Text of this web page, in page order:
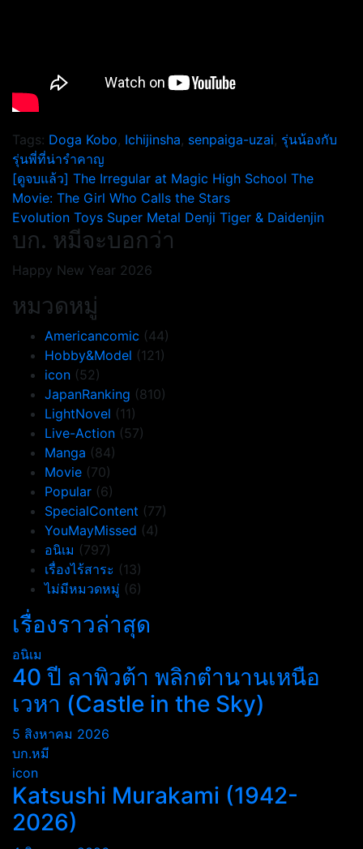
Tags: Doga Kobo, Ichijinsha, senpaiga-uzai, รุ่นน้องกับ
รุ่นพี่ที่น่ารำคาญ
แนะแนว
เรื่อง
[ดูจบแล้ว] The Irregular at Magic High School The
Movie: The Girl Who Calls the Stars
Evolution Toys Super Metal Denji Tiger & Daidenjin
บก. หมีจะบอกว่า
Happy New Year 2026
หมวดหมู่
Americancomic (44)
Hobby&Model (121)
icon (52)
JapanRanking (810)
LightNovel (11)
Live-Action (57)
Manga (84)
Movie (70)
Popular (6)
SpecialContent (77)
YouMayMissed (4)
อนิเม (797)
เรื่องไร้สาระ (13)
ไม่มีหมวดหมู่ (6)
เรื่องราวล่าสุด
อนิเม
40 ปี ลาพิวต้า พลิกตำนานเหนือ
เวหา (Castle in the Sky)
5 สิงหาคม 2026
บก.หมี
icon
Katsushi Murakami (1942-
2026)